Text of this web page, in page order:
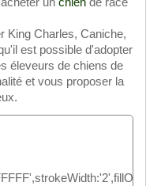
un chien de race
King Charles, Caniche,
est possible d'adopter
éleveurs de chiens de
et vous proposer la